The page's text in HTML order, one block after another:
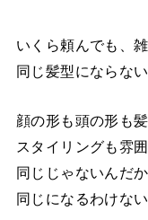
いくら頼んでも、
同じ髪型にならな
顔の形も頭の形も
スタイリングも雰
同じじゃないんだ
同じになるわけな